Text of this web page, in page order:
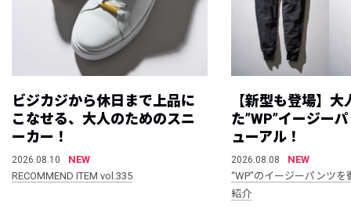
ビジカジから休日まで上品に
こなせる、大人のためのスニ
ーカー！
2026.08.10
NEW
RECOMMEND ITEM vol.335
【新型も登場】大
た”WP”イージー
ューアル！
2026.08.08
NEW
“WP”のイージーパンツ
紹介